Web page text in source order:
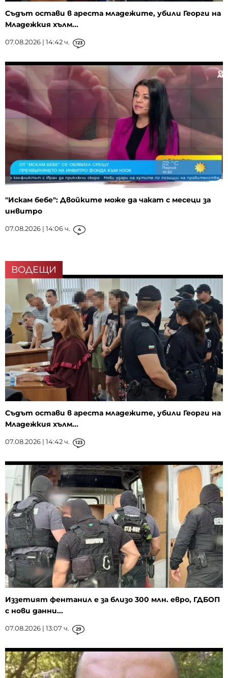
Съдът остави в ареста младежите, убили Георги на
Младежкия хълм...
07.08.2026 | 14:42 ч. 123
"Искам бебе": Двойките може да чакат с месеци за
инвитро
07.08.2026 | 14:06 ч. 4
ВОДЕЩИ
Съдът остави в ареста младежите, убили Георги на
Младежкия хълм...
07.08.2026 | 14:42 ч. 123
Иззетият фентанил е за близо 300 млн. евро, ГДБОП
с нови данни...
07.08.2026 | 13:07 ч. 29